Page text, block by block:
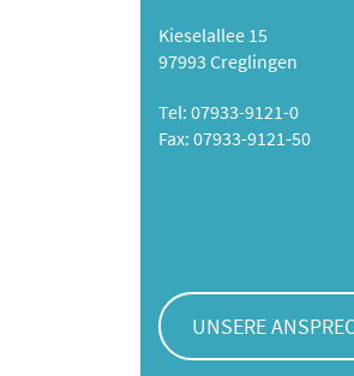
Kieselallee 15
97993 Creglingen
Tel: 07933-9121-0
Fax: 07933-9121-50
UNSERE